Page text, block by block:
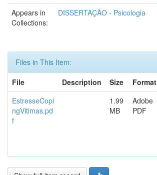
Appears in
Collections:
DISSERTAÇÃO - Psicologia
Files in This Item:
File
Description Size
Format
EstresseCopi
ngVitimas.pd
f
1.99
MB
Adobe
PDF